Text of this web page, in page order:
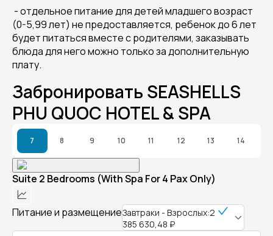
- отдельное питание для детей младшего возраст
(0-5,99 лет) не предоставляется, ребенок до 6 лет
будет питаться вместе с родителями, заказывать
блюда для него можно только за дополнительную
плату.
Забронировать SEASHELLS
PHU QUOC HOTEL & SPA
7 8 9 10 11 12 13 14
Suite 2 Bedrooms (With Spa For 4 Pax Only)
Питание и размещениеЗавтраки - Взрослых:2
385 630,48 ₽